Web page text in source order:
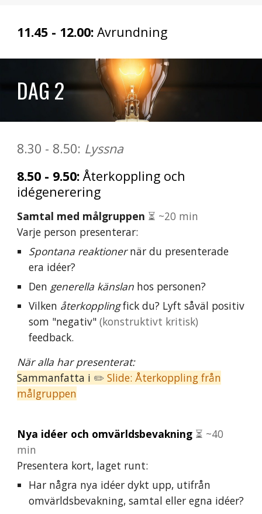
11.45 - 12.00:Avrundning
DAG2
8.30 - 8.50: Lyssna
8.50 - 9.50:Återkoppling och
idégenerering
Samtal med målgruppen ⏳ ~20 min
Varje person presenterar:
Spontana reaktionernär du presenterade
era idéer?
Den generella känslan hos personen?
Vilken återkopplingfick du? Lyft såväl positiv
som "negativ"(konstruktivt kritisk)
feedback.
När alla har presenterat:
Sammanfatta i ✏️Slide: Återkoppling från
målgruppen
Nya idéer och omvärldsbevakning ⏳ ~40
min
Presentera kort, laget runt:
Har några nya idéer dykt upp, utifrån
omvärldsbevakning, samtal eller egna idéer?